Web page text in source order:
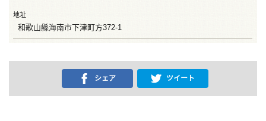
地址
和歌山縣海南市下津町方372-1
シェア ツイート